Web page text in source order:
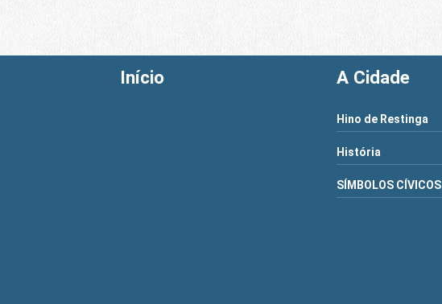
Início A Cidade
Hino de Restinga
História
SÍMBOLOS CÍVICOS